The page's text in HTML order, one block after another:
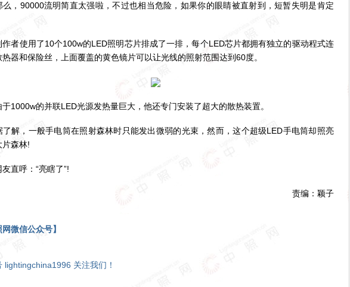
90000流明简直太强啦，不过也相当危险，如果你的眼睛被直射到，短暂失明是肯定
使用了10个100w的LED照明芯片排成了一排，每个LED芯片都拥有独立的驱动程式连
热器和保险丝，上面覆盖的黄色镜片可以让光线的照射范围达到60度。
的并联LED光源发热量巨大，他还专门安装了超大的散热装置。
，一般手电筒在照射森林时只能发出微弱的光束，然而，这个超级LED手电筒却照亮
片森林!
呼：“亮瞎了”!
责编：颖子
网微信公众号】
lightingchina1996 关注我们！